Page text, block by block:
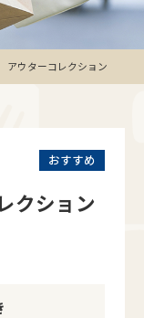
ウターコレクション
おすすめ
クション